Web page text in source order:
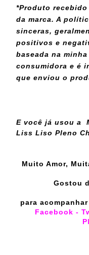
*Produto
da marca. A
sinceras,
positivos e
baseada na
consumidora e é
que enviou o
E você já usou a
Liss Liso Pleno
Muito Amor,
Gostou
para
Facebook -